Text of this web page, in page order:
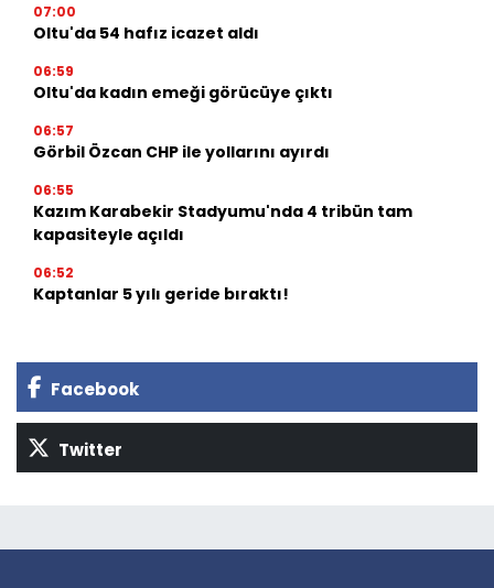
07:00
Oltu'da 54 hafız icazet aldı
06:59
Oltu'da kadın emeği görücüye çıktı
06:57
Görbil Özcan CHP ile yollarını ayırdı
06:55
Kazım Karabekir Stadyumu'nda 4 tribün tam
kapasiteyle açıldı
06:52
Kaptanlar 5 yılı geride bıraktı!
Facebook
Twitter